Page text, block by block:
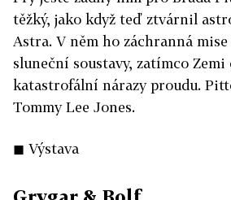
těžký, jako když teď ztvárnil
Astra. V něm ho záchranná mise
sluneční soustavy, zatímco
katastrofální nárazy proudu.
Tommy Lee Jones.
◼ Výstava